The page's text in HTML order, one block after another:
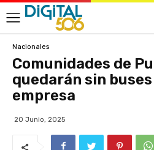
Nacionales
Comunidades de
quedarán sin
empresa
20 Junio, 2025